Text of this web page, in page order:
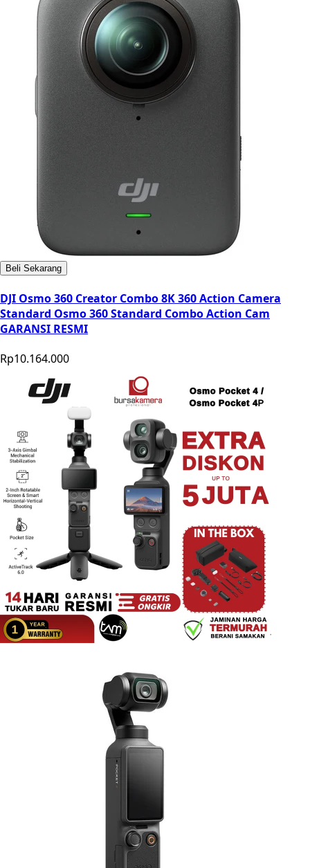
Beli Sekarang
DJI Osmo 360 Creator Combo 8K 360 Action Camera
Standard Osmo 360 Standard Combo Action Cam
GARANSI RESMI
Rp10.164.000